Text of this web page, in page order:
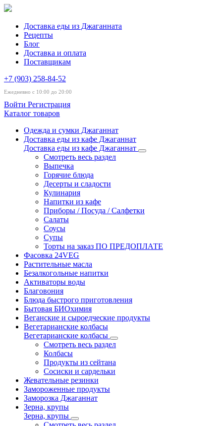
Доставка еды из Джаганната
Рецепты
Блог
Доставка и оплата
Поставщикам
+7 (903) 258-84-52
Ежедневно с 10:00 до 20:00
Войти Регистрация
Каталог товаров
Одежда и сумки Джаганнат
Доставка еды из кафе Джаганнат
Доставка еды из кафе Джаганнат
Смотреть весь раздел
Выпечка
Горячие блюда
Десерты и сладости
Кулинария
Напитки из кафе
Приборы / Посуда / Салфетки
Салаты
Соусы
Супы
Торты на заказ ПО ПРЕДОПЛАТЕ
Фасовка 24VEG
Растительные масла
Безалкогольные напитки
Активаторы воды
Благовония
Блюда быстрого приготовления
Бытовая БИОхимия
Веганские и сыроедческие продукты
Вегетарианские колбасы
Вегетарианские колбасы
Смотреть весь раздел
Колбасы
Продукты из сейтана
Сосиски и сардельки
Жевательные резинки
Замороженные продукты
Заморозка Джаганнат
Зерна, крупы
Зерна, крупы